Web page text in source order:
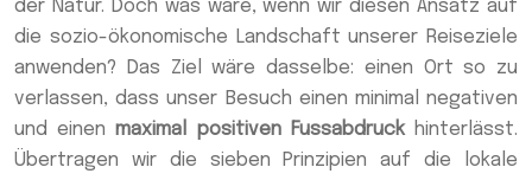
der Natur. Doch was wäre, wenn wir diesen Ansatz auf
die sozio-ökonomische Landschaft unserer Reiseziele
anwenden? Das Ziel wäre dasselbe: einen Ort so zu
verlassen, dass unser Besuch einen minimal negativen
und einenmaximal positiven Fussabdruckhinterlässt.
Übertragen wir die sieben Prinzipien auf die lokale